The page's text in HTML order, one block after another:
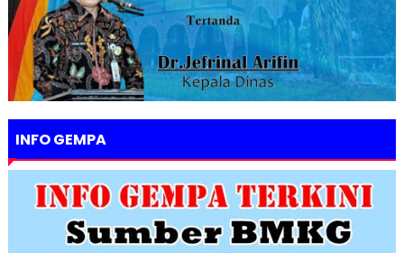
INFO GEMPA